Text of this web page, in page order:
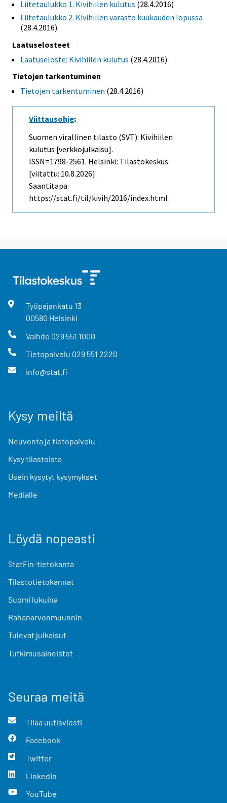
Liitetaulukko 1. Kivihiilen kulutus (28.4.2016)
Liitetaulukko 2. Kivihiilen varasto kuukauden lopussa
(28.4.2016)
Laatuselosteet
Laatuseloste: Kivihiilen kulutus (28.4.2016)
Tietojen tarkentuminen
Tietojen tarkentuminen (28.4.2016)
Viittausohje:
Suomen virallinen tilasto (SVT): Kivihiilen
kulutus [verkkojulkaisu].
ISSN=1798-2561. Helsinki: Tilastokeskus
[viitattu: 10.8.2026].
Saantitapa:
https://stat.fi/til/kivih/2016/index.html
Työpajankatu 13
00580 Helsinki
Vaihde 029 551 1000
Tietopalvelu 029 551 2220
info@stat.fi
Kysy meiltä
Neuvonta ja tietopalvelu
Kysy tilastoista
Usein kysytyt kysymykset
Medialle
Löydä nopeasti
StatFin-tietokanta
Tilastotietokannat
Suomi lukuina
Rahanarvonmuunnin
Tulevat julkaisut
Tutkimusaineistot
Seuraa meitä
Tilaa uutisviesti
Facebook
Twitter
LinkedIn
YouTube